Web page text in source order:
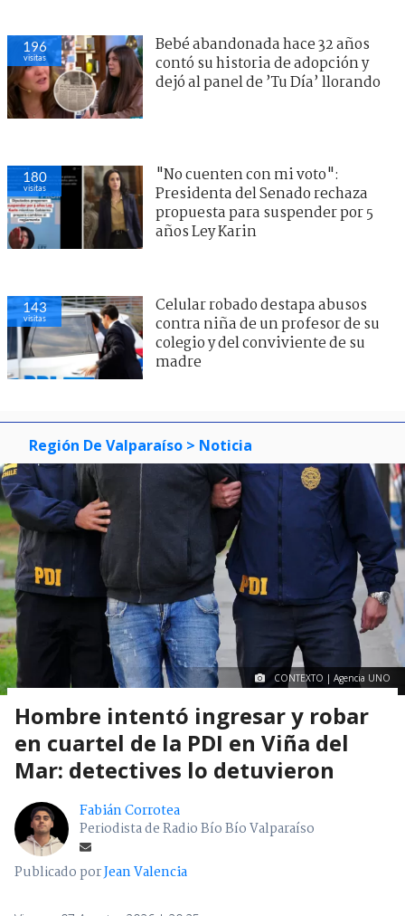
196
visitas
Bebé abandonada hace 32 años
contó su historia de adopción y
dejó al panel de ’Tu Día’ llorando
180
visitas
"No cuenten con mi voto":
Presidenta del Senado rechaza
propuesta para suspender por 5
años Ley Karin
143
visitas
Celular robado destapa abusos
contra niña de un profesor de su
colegio y del conviviente de su
madre
Región De Valparaíso > Noticia
CONTEXTO | Agencia UNO
Hombre intentó ingresar y robar
en cuartel de la PDI en Viña del
Mar: detectives lo detuvieron
Fabián Corrotea
Periodista de Radio Bío Bío Valparaíso
Publicado porJean Valencia